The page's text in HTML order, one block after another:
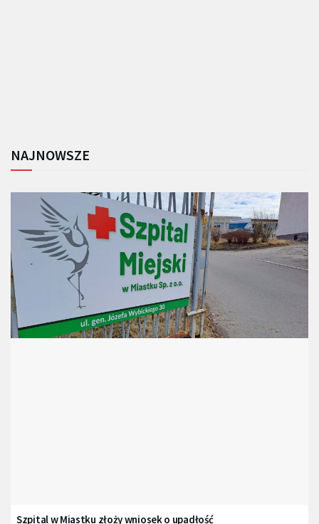
NAJNOWSZE
Szpital w Miastku złoży wniosek o upadłość